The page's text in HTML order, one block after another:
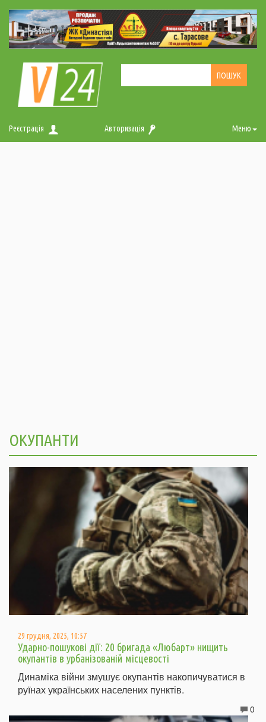
Реєстрація Авторизація Меню
ОКУПАНТИ
29 грудня, 2025, 10:57
Ударно-пошукові дії: 20 бригада «Любарт» нищить
окупантів в урбанізованій місцевості
Динаміка війни змушує окупантів накопичуватися в
руїнах українських населених пунктів.
0